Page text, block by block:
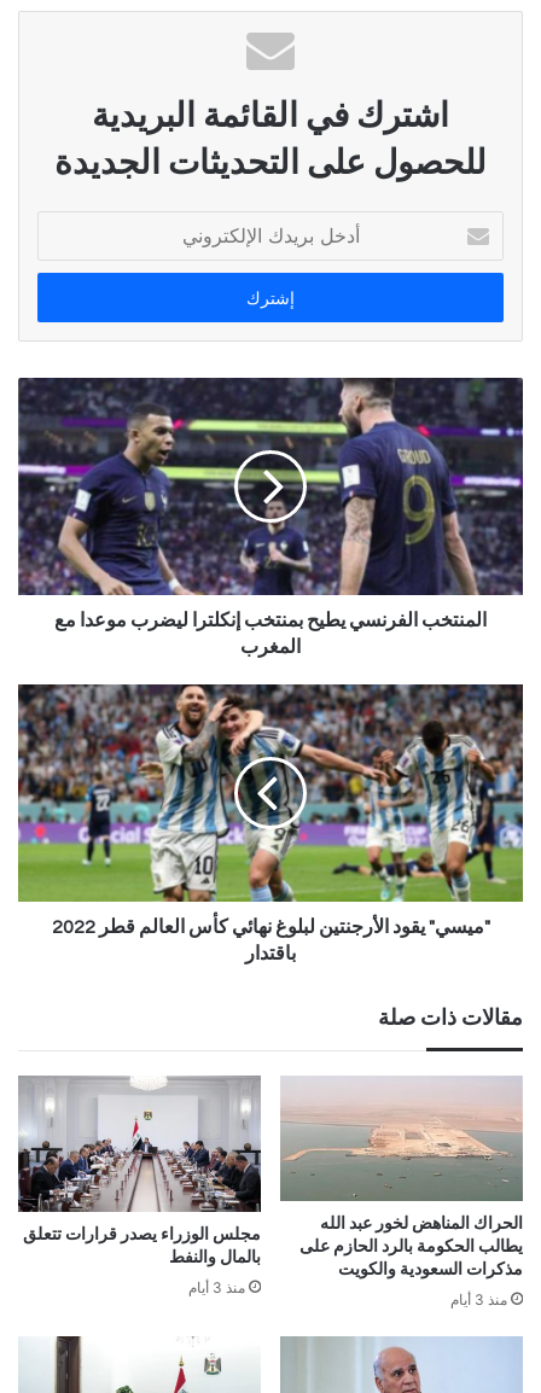
اشترك في القائمة البريدية
للحصول على التحديثات الجديدة
بريدك
الإلكتروني
المنتخب الفرنسي يطيح بمنتخب إنكلترا ليضرب موعدا مع
المغرب
"ميسي" يقود الأرجنتين لبلوغ نهائي كأس العالم قطر 2022
باقتدار
مقالات ذات صلة
الحراك المناهض لخور عبد الله
يطالب الحكومة بالرد الحازم على
مذكرات السعودية والكويت
منذ 3 أيام
مجلس الوزراء يصدر قرارات تتعلق
بالمال والنفط
منذ 3 أيام